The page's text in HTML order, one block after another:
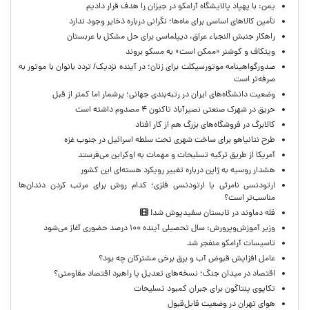
یمن: با پهپاد پالایشگاه آرامکو در جیزان را هدف قرار دادیم
تأمین کالاهای اساسی برای ماه‌ها؛ نگرانی درباره ذخایر وجود ندارد
راهکار جنبش النجباء عراق، دیپلماسی برای حل مشکل با عربستان
ویتکاف و کوشنر «ممکن است» به مسکو بروند
صدورگواهینامه موتورسیکلت برای زنان؛ در آینده نزدیک/ تردد بانوان با موتور به‌
صرفه‌تر است
وضعیت دانشگاه‌های ایران در رتبه‌بندی جهانی؛ پرشمار اما کمتر از قبل
حریق در شهرک صنعتی نصیرآباد تاکنون ۴ مصدوم داشته است
کالابرگ در فروشگاه‌های بزرگ هم از کار افتاد
طرح نتانیاهو برای ساخت شهری تحت سلطه اسرائیل در جنوب غزه
آمریکا از طریق ترکیه تسلیحات و مهمات به اوکراین می‌فرستد
هشدار روسیه به ژاپن درباره تغییر رویکرد هسته‌ای این کشور
ارتودنسی نامرئی یا ارتودنسی فلزی؛ کدام روش برای مرتب کردن دندان‌ها
مناسب‌تر است؟
قله دماوند در تابستان سفیدپوش شد!
وزیر آموزش‌وپرورش: سال تحصیلی آینده ۱۰۰ درصد حضوری آغاز می‌شود
تاسیسات آرامکو منفجر شد
عامل افزایش قبوض آب و برق برخی مشترکان چه بود؟
اقتصاد در میدان جنگ؛ نسخه‌های تعدیل یا راهبرد اقتصاد مقاومتی؟
تکاپوی پنتاگون برای جبران کمبود تسلیحات
هوای تهران در وضعیت قابل‌قبول